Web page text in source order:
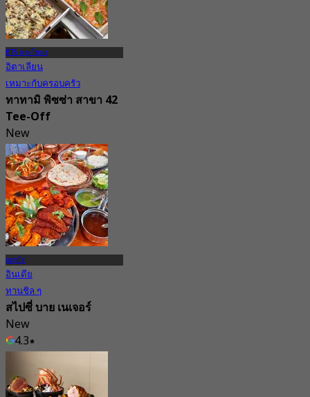
BTS พระโขนง
อิตาเลียน
เหมาะกับครอบครัว
ทาทามิ พิซซ่า สาขา 42
Tee-Off
New
จาก฿ 316.66
เอกมัย
อินเดีย
ทานชิล ๆ
สไปซี่ บาย เนเจอร์
New
4.3